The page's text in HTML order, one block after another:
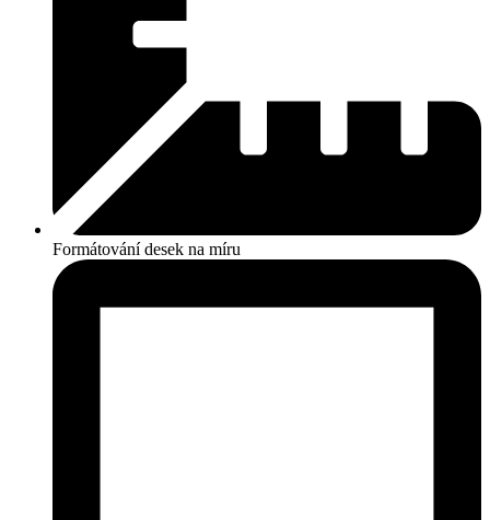
Formátování desek na míru